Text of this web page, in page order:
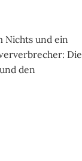
Nichts und ein
Die
den